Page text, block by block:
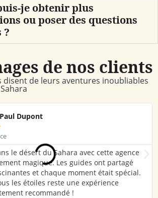
je obtenir plus
ou poser des questions
?
de nos clients
disent de leurs aventures inoubliables
Dupont
le désert du Sahara avec cette agence
magique. Les guides ont partagé
et chaque moment était spécial.
les étoiles reste une expérience
recommandé !